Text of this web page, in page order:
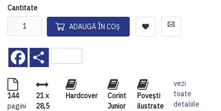
Cantitate
ADAUGĂ ÎN COȘ
Facebook
144
pagini
21 x
28,5
Hardcover
Corint
Junior
Povești
ilustrate
vezi
toate
detaliile